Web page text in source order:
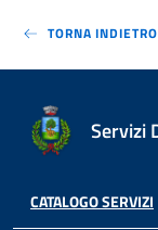
TORNA INDIETRO
Servizi
CATALOGO SERVIZI